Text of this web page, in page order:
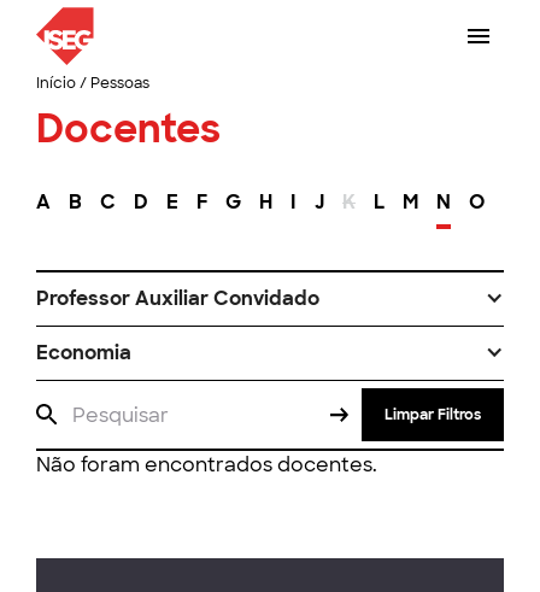
Início/ Pessoas
Docentes
A B C D E F G H I J K L M N O
Professor Auxiliar Convidado
Economia
Limpar Filtros
Não foram encontrados docentes.